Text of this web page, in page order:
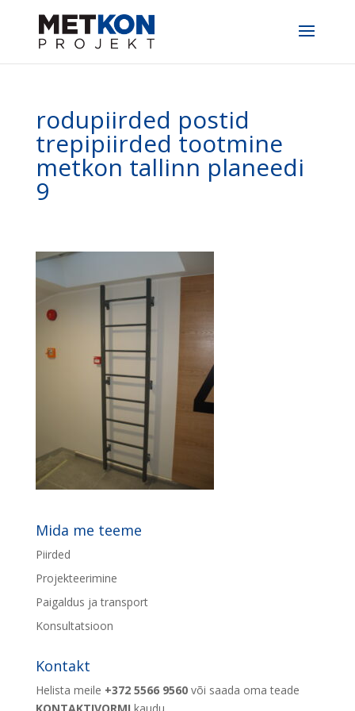
rodupiirded postid
trepipiirded tootmine
metkon tallinn planeedi
9
Mida me teeme
Piirded
Projekteerimine
Paigaldus ja transport
Konsultatsioon
Kontakt
Helista meile +372 5566 9560või saada oma teade